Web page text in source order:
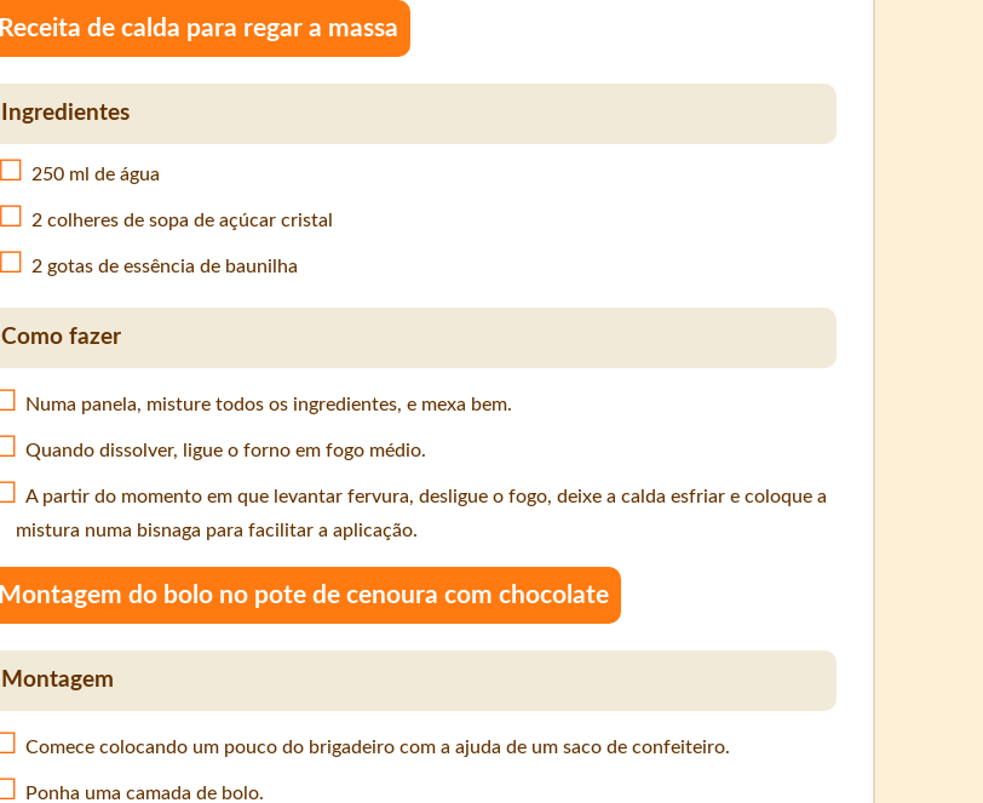
Receita de calda para regar a massa
Ingredientes
250 ml de água
2 colheres de sopa de açúcar cristal
2 gotas de essência de baunilha
Como fazer
Numa panela, misture todos os ingredientes, e mexa bem.
Quando dissolver, ligue o forno em fogo médio.
A partir do momento em que levantar fervura, desligue o fogo, deixe a calda esfriar e coloque a
mistura numa bisnaga para facilitar a aplicação.
Montagem do bolo no pote de cenoura com chocolate
Montagem
Comece colocando um pouco do brigadeiro com a ajuda de um saco de confeiteiro.
Ponha uma camada de bolo.